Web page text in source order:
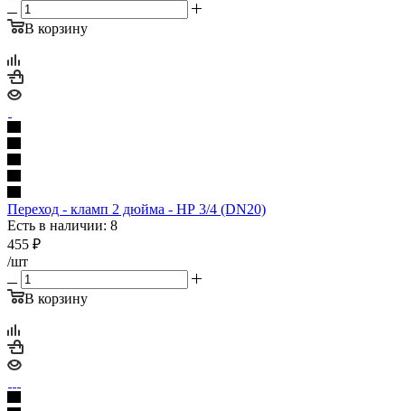
В корзину
Переход - кламп 2 дюйма - НР 3/4 (DN20)
Есть в наличии: 8
455 ₽
/шт
В корзину